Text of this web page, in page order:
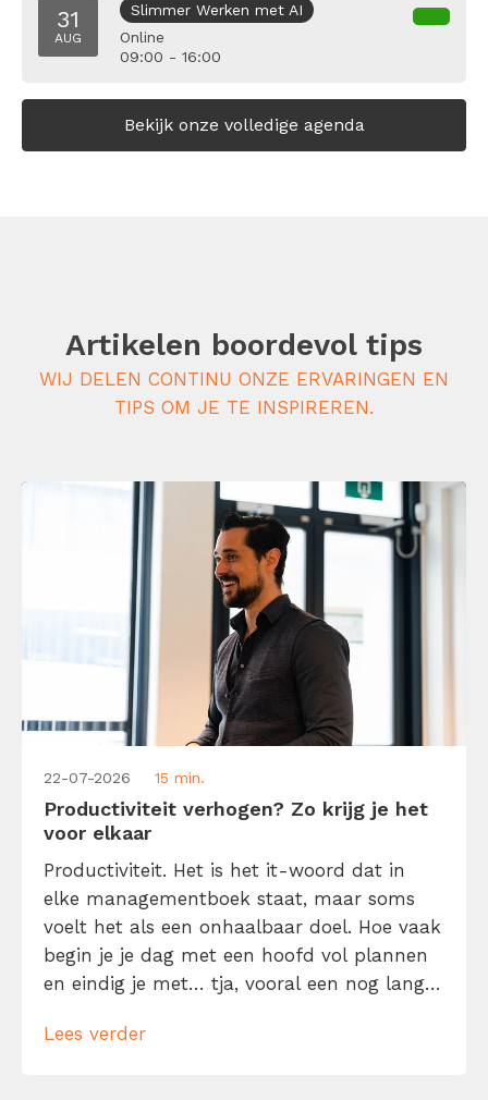
31
AUG
Slimmer Werken met AI
Online
09:00 - 16:00
Bekijk onze volledige agenda
Artikelen boordevol tips
WIJ DELEN CONTINU ONZE ERVARINGEN EN
TIPS OM JE TE INSPIREREN.
22-07-2026 15 min.
Productiviteit verhogen? Zo krijg je het
voor elkaar
Productiviteit. Het is het it-woord dat in
elke managementboek staat, maar soms
voelt het als een onhaalbaar doel. Hoe vaak
begin je je dag met een hoofd vol plannen
en eindig je met… tja, vooral een nog langer
enige. We willen allemaal meer gedaan
Lees verder